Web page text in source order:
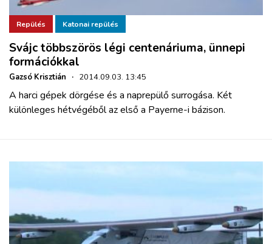
Repülés Katonai repülés
Svájc többszörös légi centenáriuma, ünnepi
formációkkal
Gazsó Krisztián · 2014.09.03. 13:45
A harci gépek dörgése és a naprepülő surrogása. Két
különleges hétvégéből az első a Payerne-i bázison.